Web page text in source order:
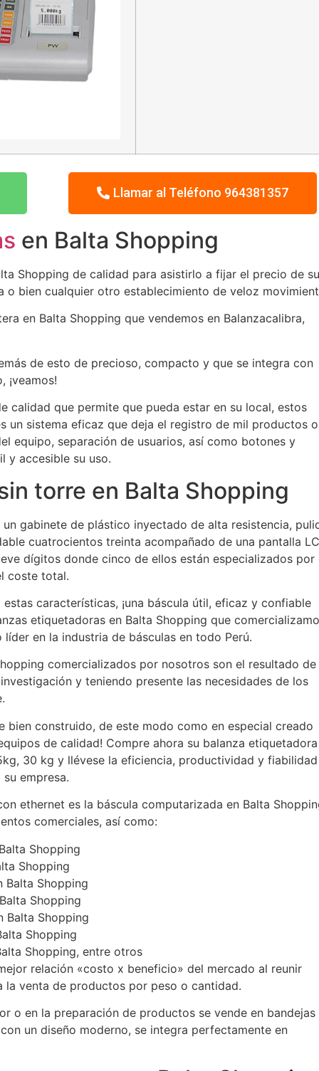
Llamar al Teléfono 964381357
en Balta Shopping
Shopping de calidad para asistirlo a fijar el precio de su
o bien cualquier otro establecimiento de veloz
en Balta Shopping que vendemos en Balanzacalibra,
de esto de precioso, compacto y que se integra con
¡veamos!
calidad que permite que pueda estar en su local, estos
un sistema eficaz que deja el registro de mil productos o
equipo, separación de usuarios, así como botones y
y accesible su uso.
torre en Balta Shopping
gabinete de plástico inyectado de alta resistencia,
cuatrocientos treinta acompañado de una pantalla
dígitos donde cinco de ellos están especializados por
coste total.
características, ¡una báscula útil, eficaz y confiable
etiquetadoras en Balta Shopping que
en la industria de básculas en todo Perú.
comercializados por nosotros son el resultado de
y teniendo presente las necesidades de los
bien construido, de este modo como en especial creado
de calidad! Compre ahora su balanza
30 kg y llévese la eficiencia, productividad y fiabilidad
empresa.
ethernet es la báscula computarizada en Balta
comerciales, así como:
Shopping
Shopping
Balta Shopping
Shopping
Balta Shopping
Shopping
Shopping, entre otros
relación «costo x beneficio» del mercado al reunir
venta de productos por peso o cantidad.
o en la preparación de productos se vende en bandejas
un diseño moderno, se integra perfectamente en